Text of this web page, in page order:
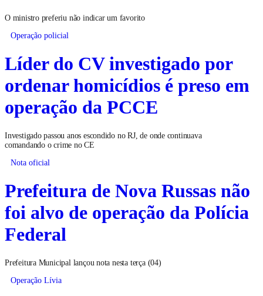
O ministro preferiu não indicar um favorito
Operação policial
Líder do CV investigado por
ordenar homicídios é preso em
operação da PCCE
Investigado passou anos escondido no RJ, de onde continuava
comandando o crime no CE
Nota oficial
Prefeitura de Nova Russas não
foi alvo de operação da Polícia
Federal
Prefeitura Municipal lançou nota nesta terça (04)
Operação Lívia